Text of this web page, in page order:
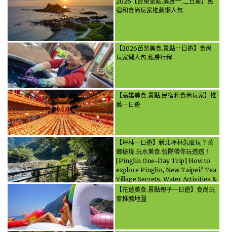
宿和食尚玩家推薦懶人包
【2026苗栗美食.景點一日遊】食尚
玩家懶人包.私房行程
【高雄美食.景點.民宿和食尚玩家】推
薦一日遊
【坪林一日遊】新北坪林怎麼玩？茶
鄉秘境.玩水美食.領隊帶你玩透透！
[Pinglin One-Day Trip] How to
explore Pinglin, New Taipei? Tea
Village Secrets, Water Activities &
Food, Let the guide take you
through it all!
【花蓮美食.景點親子一日遊】食尚玩
家推薦地圖